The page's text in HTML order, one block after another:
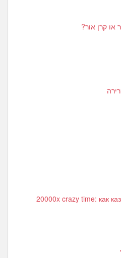
או קרן אור?
20000x crazy time: как